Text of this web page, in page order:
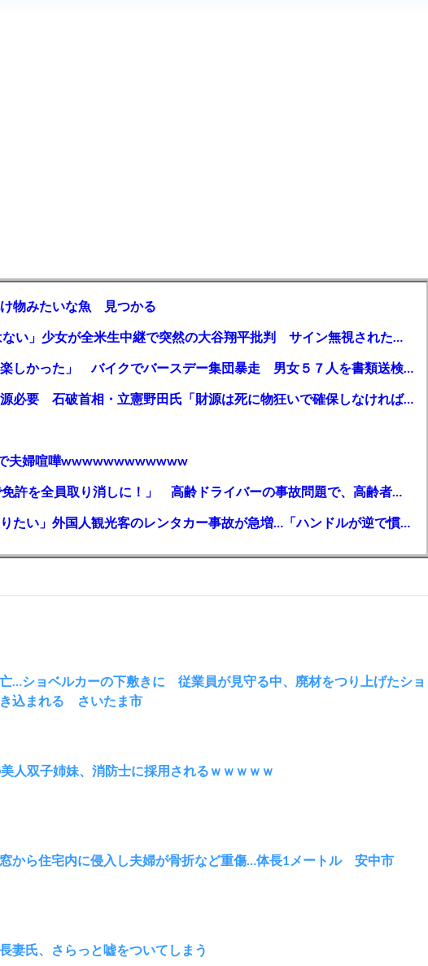
け物みたいな魚 見つかる
【MLB】「大谷は謙虚ではない」少女が全米生中継で突然の大谷翔平批判 サイン無視された過去明かす
【千葉】「みんなで走れて楽しかった」 バイクでバースデー集団暴走 男女５７人を書類送検 SNSで参加者募る
ガソリン減税、１兆円の財源必要 石破首相・立憲野田氏「財源は死に物狂いで確保しなければならない」「本当に死に物狂いで」
で夫婦喧嘩wwwwwwwwwwww
【芸能】高橋真麻「80代で免許を全員取り消しに！」 高齢ドライバーの事故問題で、高齢者の運転免許取り消し法を提案
【🗻】「富士山きれいに撮りたい」外国人観光客のレンタカー事故が急増…「ハンドルが逆で慣れず」、道の狭さも
亡…ショベルカーの下敷きに 従業員が見守る中、廃材をつり上げたショ
込まれる さいたま市
美人双子姉妹、消防士に採用されるｗｗｗｗｗ
窓から住宅内に侵入し夫婦が骨折など重傷…体長1メートル 安中市
妻氏、さらっと嘘をついてしまう